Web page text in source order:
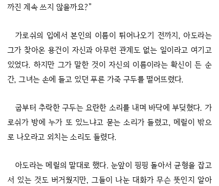
까진 계속 쓰지 않을까요?”
가로쉬의 입에서 본인의 이름이 튀어나오기 전까지, 아도라는
그가 찾아온 용건이 자신과 아무런 관계도 없는 일이라고 여기고
있었다. 하지만 그가 말한 것이 자신의 이름이라는 확신이 든 순
간, 그녀는 손에 들고 있던 푸른 가죽 구두를 떨어뜨렸다.
굽부터 추락한 구두는 요란한 소리를 내며 바닥에 부딪혔다. 가
로쉬가 방에 누가 또 있느냐고 묻는 소리가 들렸고, 메릴이 밖으
로 나오라고 외치는 소리도 들렸다.
아도라는 메릴의 말대로 했다. 눈앞이 핑핑 돌아서 균형을 잡고
서 있는 것도 버거웠지만, 그들이 나눈 대화가 무슨 뜻인지 알아